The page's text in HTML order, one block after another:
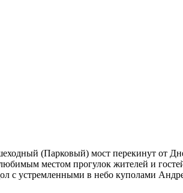
(Парковый) мост перекинут от
местом прогулок жителей и
с устремленными в небо куполами